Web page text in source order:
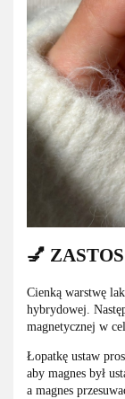
💅
Cienką warstwę
hybrydowej.
magnetycznej w
Łopatkę ustaw
aby magnes był
a magnes